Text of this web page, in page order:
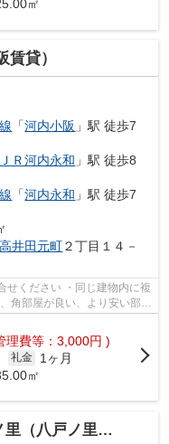
㎡
貸）
「河内小阪 」駅 徒歩7
ＪＲ河内永和 」駅 徒歩8
「河内永和 」駅 徒歩7
高井田元町２丁目１４－
せください ・同じ建物内に複
角部屋が良い、より安い部屋
理費等：3,000円 )
礼金
1ヶ月
㎡
八戸ノ里賃貸）